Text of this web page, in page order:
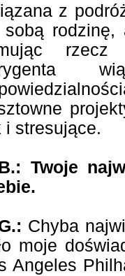
z
rodzinę,
rzecz
i stresujące.
Twoje
Chyba
moje
Angeles